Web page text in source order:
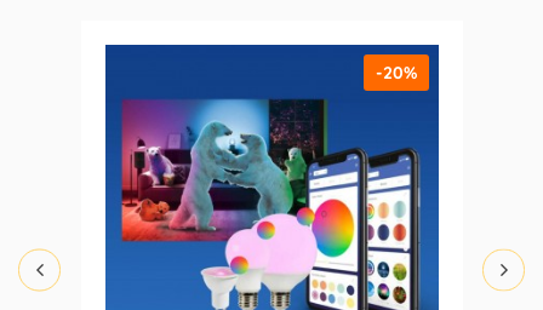
-20%